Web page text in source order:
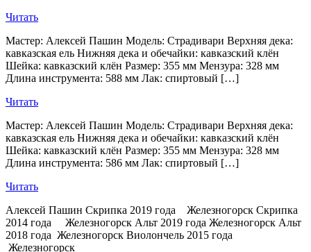
Читать
Мастер: Алексей Пашин Модель: Страдивари Верхняя дека:
кавказская ель Нижняя дека и обечайки: кавказский клён
Шейка: кавказский клён Размер: 355 мм Мензура: 328 мм
Длина инструмента: 588 мм Лак: спиртовый […]
Читать
Мастер: Алексей Пашин Модель: Страдивари Верхняя дека:
кавказская ель Нижняя дека и обечайки: кавказский клён
Шейка: кавказский клён Размер: 355 мм Мензура: 328 мм
Длина инструмента: 586 мм Лак: спиртовый […]
Читать
Алексей Пашин Скрипка 2019 года Железногорск Скрипка
2014 года Железногорск Альт 2019 года Железногорск Альт
2018 года Железногорск Виолончель 2015 года
Железногорск